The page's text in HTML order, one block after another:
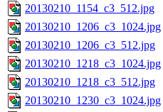
20130210_1154_c3_512.jpg
20130210_1206_c3_1024.jpg
20130210_1206_c3_512.jpg
20130210_1218_c3_1024.jpg
20130210_1218_c3_512.jpg
20130210_1230_c3_1024.jpg